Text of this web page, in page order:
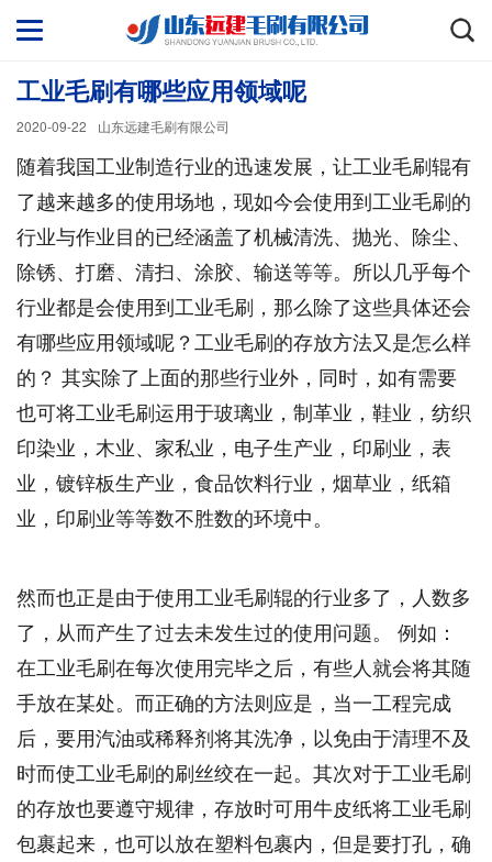
工业毛刷有哪些应用领域呢
2020-09-22 山东远建毛刷有限公司
随着我国工业制造行业的迅速发展，让工业毛刷辊有
了越来越多的使用场地，现如今会使用到工业毛刷的
行业与作业目的已经涵盖了机械清洗、抛光、除尘、
除锈、打磨、清扫、涂胶、输送等等。所以几乎每个
行业都是会使用到工业毛刷，那么除了这些具体还会
有哪些应用领域呢？工业毛刷的存放方法又是怎么样
的？ 其实除了上面的那些行业外，同时，如有需要
也可将工业毛刷运用于玻璃业，制革业，鞋业，纺织
印染业，木业、家私业，电子生产业，印刷业，表
业，镀锌板生产业，食品饮料行业，烟草业，纸箱
业，印刷业等等数不胜数的环境中。
然而也正是由于使用工业毛刷辊的行业多了，人数多
了，从而产生了过去未发生过的使用问题。 例如：
在工业毛刷在每次使用完毕之后，有些人就会将其随
手放在某处。而正确的方法则应是，当一工程完成
后，要用汽油或稀释剂将其洗净，以免由于清理不及
时而使工业毛刷的刷丝绞在一起。其次对于工业毛刷
的存放也要遵守规律，存放时可用牛皮纸将工业毛刷
包裹起来，也可以放在塑料包裹内，但是要打孔，确